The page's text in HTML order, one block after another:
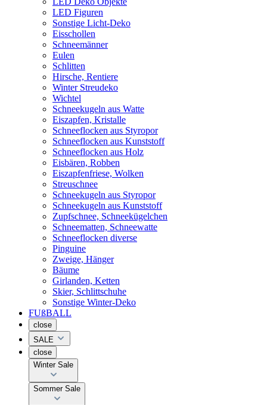
LED Figuren
Sonstige Licht-Deko
Eisschollen
Schneemänner
Eulen
Schlitten
Hirsche, Rentiere
Winter Streudeko
Wichtel
Schneekugeln aus Watte
Eiszapfen, Kristalle
Schneeflocken aus Styropor
Schneeflocken aus Kunststoff
Schneeflocken aus Holz
Eisbären, Robben
Eiszapfenfriese, Wolken
Streuschnee
Schneekugeln aus Styropor
Schneekugeln aus Kunststoff
Zupfschnee, Schneekügelchen
Schneematten, Schneewatte
Schneeflocken diverse
Pinguine
Zweige, Hänger
Bäume
Girlanden, Ketten
Skier, Schlittschuhe
Sonstige Winter-Deko
FUßBALL
close
SALE
close
Winter Sale
Sommer Sale